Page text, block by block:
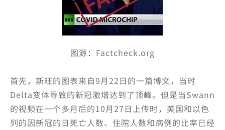
图源：Factcheck.org
首先，斯旺的图表来自9月22日的一篇博文，当时
Delta变体导致的新冠激增达到了顶峰。但是当Swann
的视频在一个多月后的10月27日上传时，美国和以色
列的因新冠的日死亡人数、住院人数和病例的比率已经